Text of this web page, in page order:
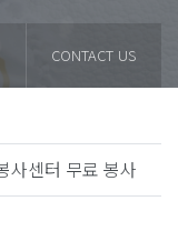
CONTACT US
사센터 무료 봉사